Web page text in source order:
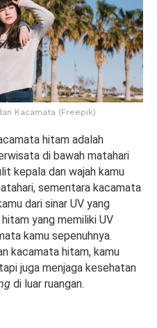
Kacamata (Freepik)
hitam adalah
di bawah matahari
kepala dan wajah kamu
sementara kacamata
dari sinar UV yang
yang memiliki UV
kamu sepenuhnya.
kacamata hitam, kamu
juga menjaga kesehatan
di luar ruangan.